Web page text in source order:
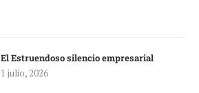
El Estruendoso silencio empresarial
1 julio, 2026